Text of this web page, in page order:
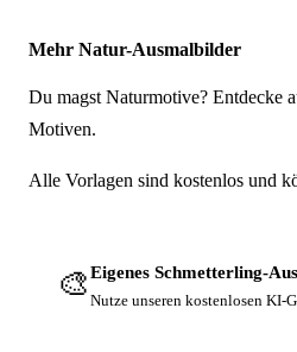
Mehr Natur-Ausmalbilder
Du magst Naturmotive? Entdecke
Motiven.
Alle Vorlagen sind kostenlos und
🎨Eigenes Schmetterling-
Nutze unseren kostenlosen KI-